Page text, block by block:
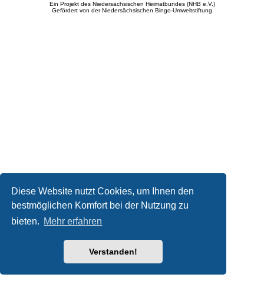
Diese Website nutzt Cookies, um Ihnen den
bestmöglichen Komfort bei der Nutzung zu
bieten. Mehr erfahren
Verstanden!
Ein Projekt des Niedersächsischen Heimatbundes (NHB e.V.)
Gefördert von der Niedersächsischen Bingo-Umweltstiftung